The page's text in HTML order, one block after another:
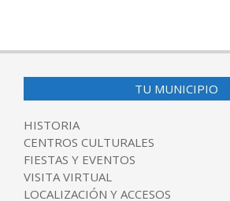
07-
TU MUNICIPIO
HISTORIA
CENTROS CULTURALES
FIESTAS Y EVENTOS
VISITA VIRTUAL
LOCALIZACIÓN Y ACCESOS